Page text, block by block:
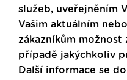
služeb, uveřejněním
Vašim aktuálním
zákazníkům možnost
případě jakýchkoliv
Další informace se